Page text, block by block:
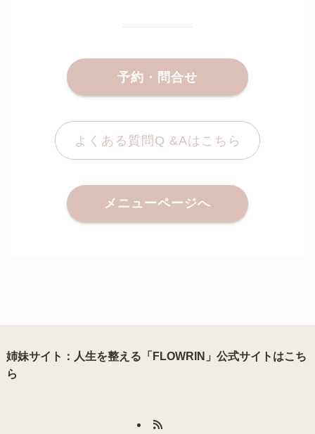
予約・問合せ
よくある質問Q &Aはこちら
メニューページへ
姉妹サイト：人生を整える「FLOWRIN」公式サイトはこち
ら